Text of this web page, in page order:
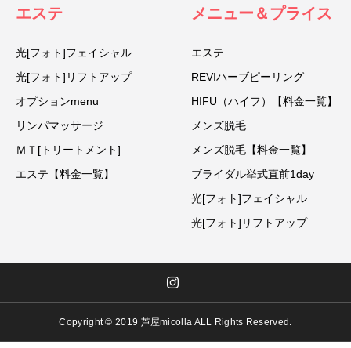
エステ
光[フォト]フェイシャル
光[フォト]リフトアップ
オプションmenu
リンパマッサージ
ＭＴ[トリートメント]
エステ【料金一覧】
メニュー＆プライス
エステ
REVIハーブピーリング
HIFU（ハイフ）【料金一覧】
メンズ脱毛
メンズ脱毛【料金一覧】
ブライダル挙式直前1day
光[フォト]フェイシャル
光[フォト]リフトアップ
Copyright © 2019 芦屋micolla ALL Rights Reserved.